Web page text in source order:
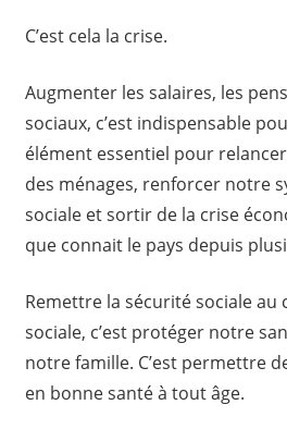
C’est cela la crise.
Augmenter les salaires, les
sociaux, c’est indispensable
élément essentiel pour
des ménages, renforcer notre
sociale et sortir de la crise
que connait le pays depuis
Remettre la sécurité sociale
sociale, c’est protéger notre
notre famille. C’est permettre
en bonne santé à tout âge.